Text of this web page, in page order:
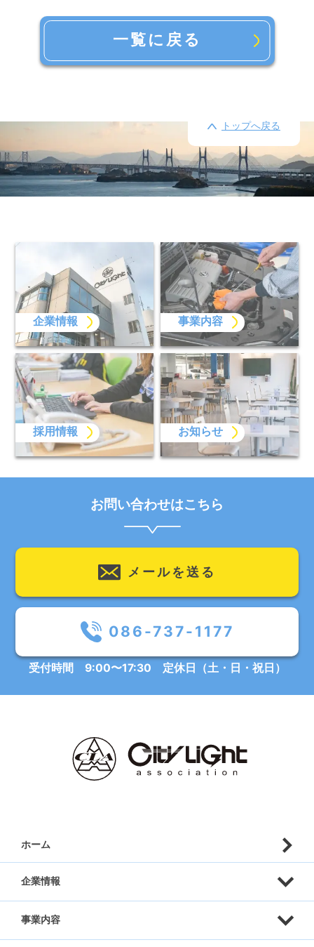
一覧に戻る
トップへ戻る
企業情報 事業内容
採用情報 お知らせ
お問い合わせはこちら
メールを送る
086-737-1177
受付時間 9:00〜17:30 定休日（土・日・祝日）
ホーム
企業情報
代表挨拶
事業内容